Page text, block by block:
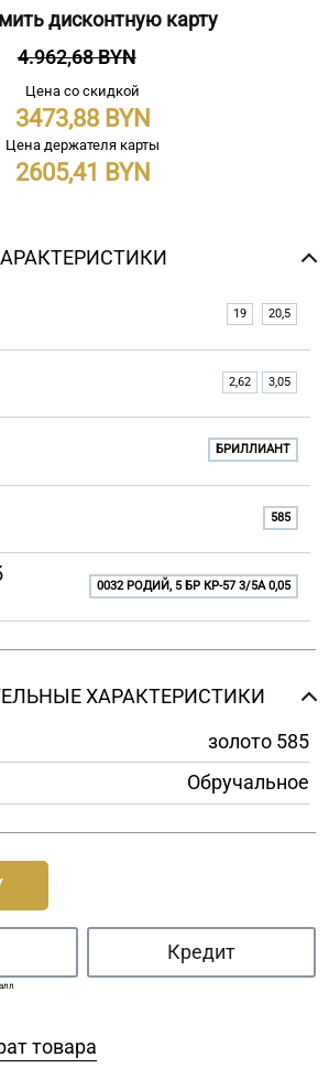
дисконтную карту
4.962,68 BYN
Цена со скидкой
3473,88
Цена держателя карты
2605,41
19 20,5
2,62 3,05
БРИЛЛИАНТ
585
0032 РОДИЙ, 5 БР КР-57 3/5A 0,05
ХАРАКТЕРИСТИКИ
золото 585
Обручальное
Кредит
товара